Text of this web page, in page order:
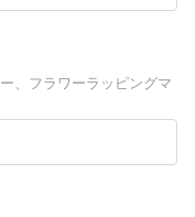
、フラワーラッピングマ